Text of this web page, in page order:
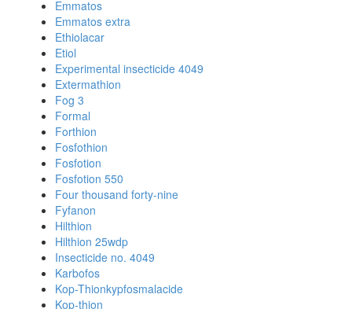
Emmatos
Emmatos extra
Ethiolacar
Etiol
Experimental insecticide 4049
Extermathion
Fog 3
Formal
Forthion
Fosfothion
Fosfotion
Fosfotion 550
Four thousand forty-nine
Fyfanon
Hilthion
Hilthion 25wdp
Insecticide no. 4049
Karbofos
Kop-Thionkypfosmalacide
Kop-thion